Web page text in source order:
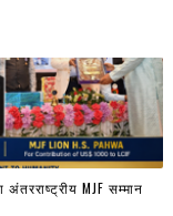
MJF सम्मान